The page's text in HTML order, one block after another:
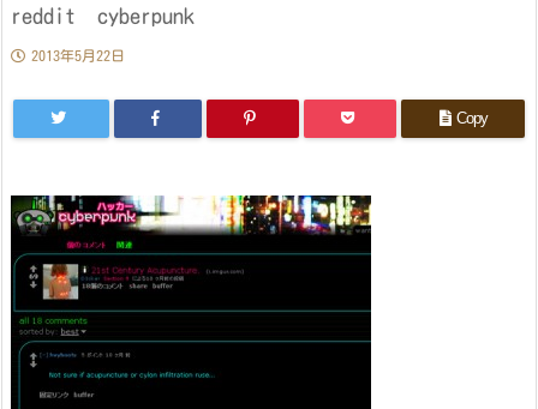
reddit cyberpunk
2013年5月22日
Copy